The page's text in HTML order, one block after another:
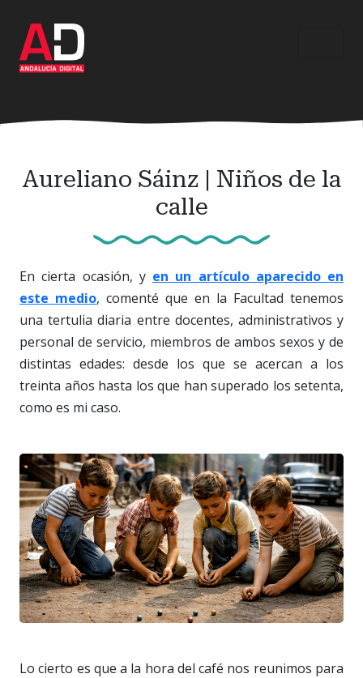
contenido
principal
Aureliano Sáinz | Niños de la
calle
En cierta ocasión, y en un artículo aparecido en
este medio, comenté que en la Facultad tenemos
una tertulia diaria entre docentes, administrativos y
personal de servicio, miembros de ambos sexos y de
distintas edades: desde los que se acercan a los
treinta años hasta los que han superado los setenta,
como es mi caso.
Lo cierto es que a la hora del café nos reunimos para